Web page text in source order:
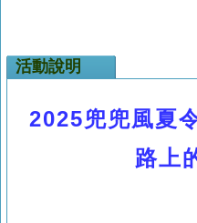
活動說明
2025兜兜風夏
路上